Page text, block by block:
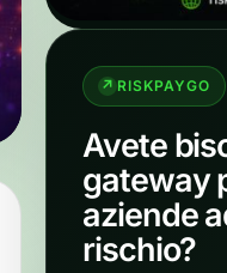
RISKPAYGO
Avete
gateway
aziende
rischio?